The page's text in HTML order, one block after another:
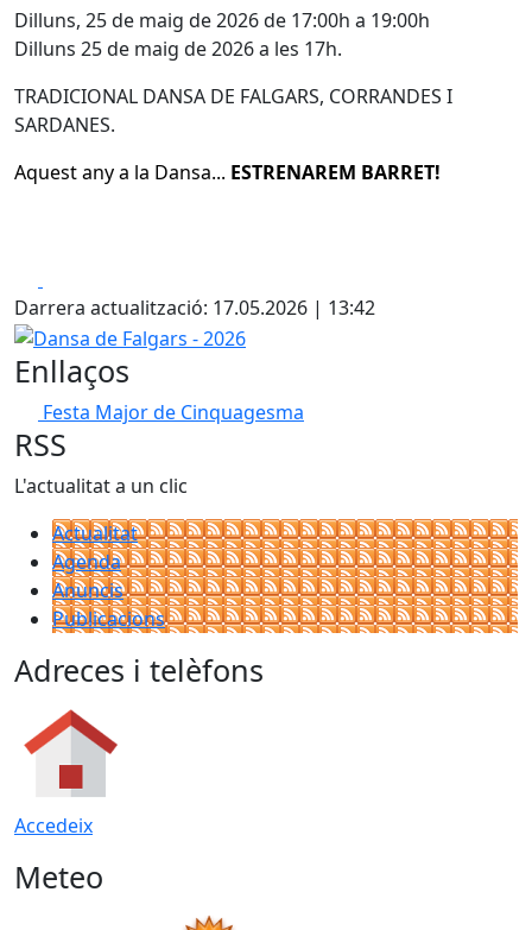
Dilluns, 25 de maig de 2026 de 17:00h a 19:00h
Dilluns 25 de maig de 2026 a les 17h.
TRADICIONAL DANSA DE FALGARS, CORRANDES I
SARDANES.
Aquest any a la Dansa... ESTRENAREM BARRET!
Darrera actualització: 17.05.2026 | 13:42
Dansa de Falgars - 2026
Enllaços
Festa Major de Cinquagesma
RSS
L'actualitat a un clic
Actualitat
Agenda
Anuncis
Publicacions
Adreces i telèfons
Accedeix
Meteo